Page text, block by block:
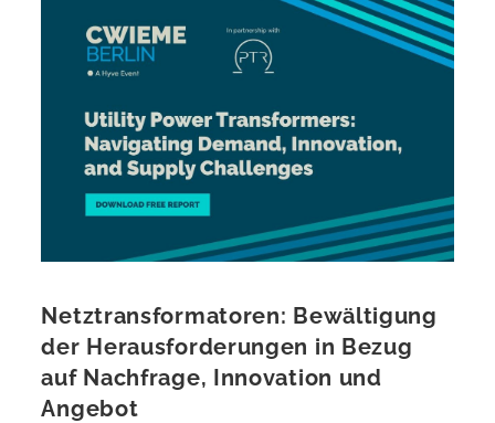
Netztransformatoren: Bewältigung
der Herausforderungen in Bezug
auf Nachfrage, Innovation und
Angebot